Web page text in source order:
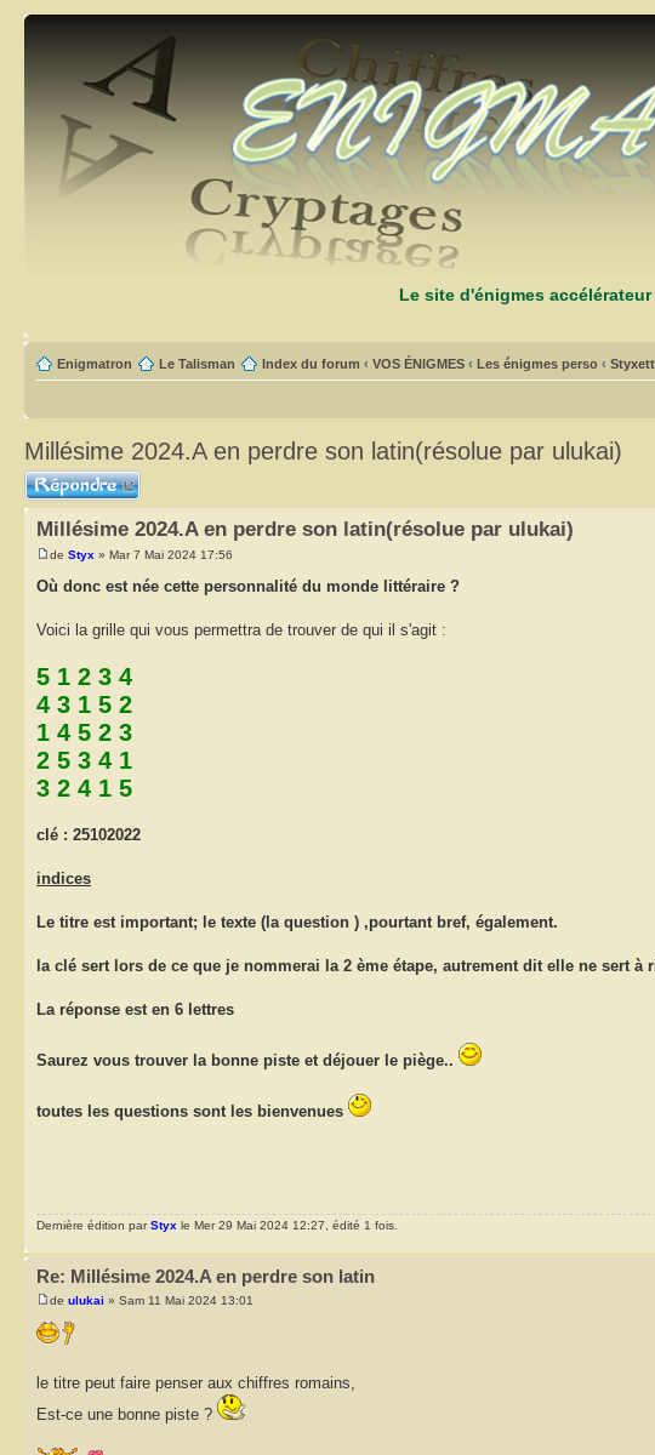
Le site d'énigmes
Enigmatron Le Talisman Index du forum ‹ VOS ÉNIGMES ‹ Les énigmes perso ‹
Millésime 2024.A en perdre son latin(résolue par ulukai)
Répondre
Millésime 2024.A en perdre son latin(résolue par ulukai)
de Styx » Mar 7 Mai 2024 17:56
Où donc est née cette personnalité du monde littéraire ?
Voici la grille qui vous permettra de trouver de qui il s'agit :
5 1 2 3 4
4 3 1 5 2
1 4 5 2 3
2 5 3 4 1
3 2 4 1 5
clé : 25102022
indices
Le titre est important; le texte (la question ) ,pourtant bref, également.
la clé sert lors de ce que je nommerai la 2 ème étape, autrement dit elle ne sert
La réponse est en 6 lettres
Saurez vous trouver la bonne piste et déjouer le piège..
toutes les questions sont les bienvenues
Dernière édition parStyx le Mer 29 Mai 2024 12:27, édité 1 fois.
Re: Millésime 2024.A en perdre son latin
de ulukai » Sam 11 Mai 2024 13:01
le titre peut faire penser aux chiffres romains,
Est-ce une bonne piste ?